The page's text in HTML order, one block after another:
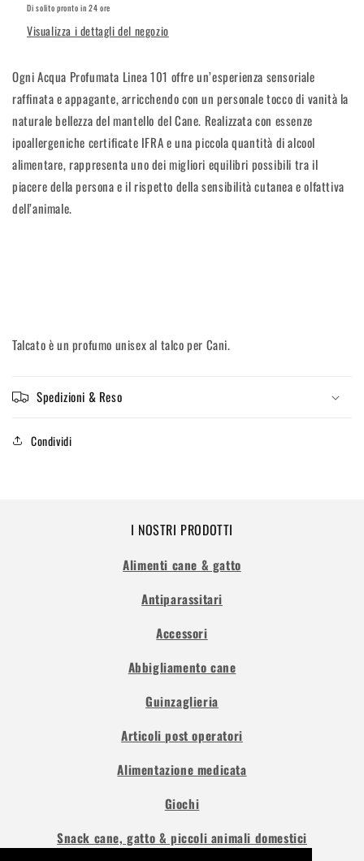
Di solito pronto in 24 ore
Visualizza i dettagli del negozio
Ogni Acqua Profumata Linea 101 offre un’esperienza sensoriale
raffinata e appagante, arricchendo con un personale tocco di vanità la
naturale bellezza del mantello del Cane. Realizzata con essenze
ipoallergeniche certificate IFRA e una piccola quantità di alcool
alimentare, rappresenta uno dei migliori equilibri possibili tra il
piacere della persona e il rispetto della sensibilità cutanea e olfattiva
dell’animale.
Talcato è un profumo unisex al talco per Cani.
Spedizioni & Reso
Condividi
I NOSTRI PRODOTTI
Alimenti cane & gatto
Antiparassitari
Accessori
Abbigliamento cane
Guinzaglieria
Articoli post operatori
Alimentazione medicata
Giochi
Snack cane, gatto & piccoli animali domestici